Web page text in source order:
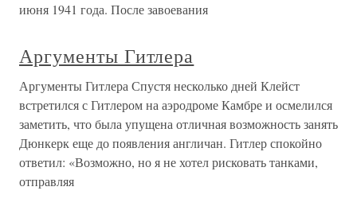
июня 1941 года. После завоевания
Аргументы Гитлера
Аргументы Гитлера Спустя несколько дней Клейст
встретился с Гитлером на аэродроме Камбре и осмелился
заметить, что была упущена отличная возможность занять
Дюнкерк еще до появления англичан. Гитлер спокойно
ответил: «Возможно, но я не хотел рисковать танками,
отправляя